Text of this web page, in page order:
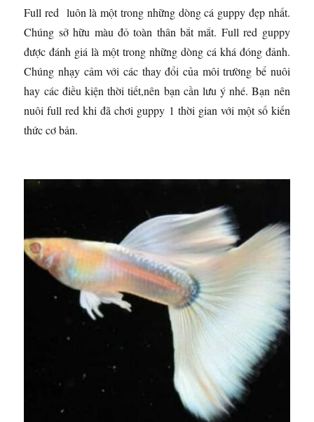
Full red luôn là một trong những dòng cá guppy đẹp nhất.
Chúng sở hữu màu đỏ toàn thân bắt mắt. Full red guppy
được đánh giá là một trong những dòng cá khá đóng đảnh.
Chúng nhạy cảm với các thay đổi của môi trường bể nuôi
hay các điều kiện thời tiết,nên bạn cần lưu ý nhé. Bạn nên
nuôi full red khi đã chơi guppy 1 thời gian với một số kiến
thức cơ bản.